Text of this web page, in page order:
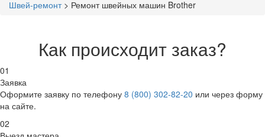
Швей-ремонт> Ремонт швейных машин Brother
Как происходит заказ?
01
Заявка
Оформите заявку по телефону 8 (800) 302-82-20 или через форму
на сайте.
02